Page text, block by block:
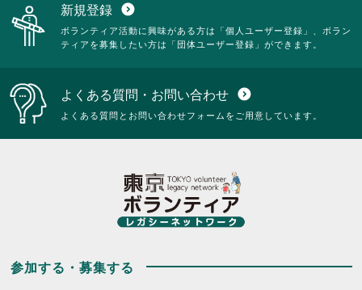
新規登録 expand_circle_down
ボランティア活動に興味がある方は「個人ユーザー登録」、ボラン
ティアを募集したい方は「団体ユーザー登録」ができます。
よくある質問・お問い合わせ expand_circle_down
よくある質問とお問い合わせフォームをご用意しています。
参加する・募集する